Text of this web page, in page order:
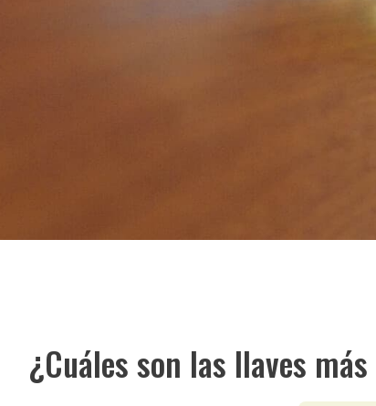
¿Cuáles son las llaves